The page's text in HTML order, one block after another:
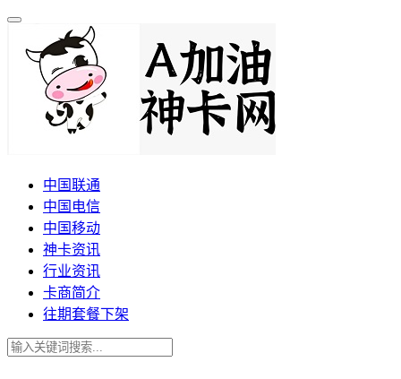
中国联通
中国电信
中国移动
神卡资讯
行业资讯
卡商简介
往期套餐下架